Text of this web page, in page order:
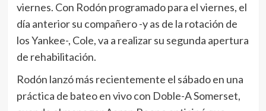
viernes. Con Rodón programado para el viernes, el
día anterior su compañero -y as de la rotación de
los Yankee-, Cole, va a realizar su segunda apertura
de rehabilitación.
Rodón lanzó más recientemente el sábado en una
práctica de bateo en vivo con Doble-A Somerset,